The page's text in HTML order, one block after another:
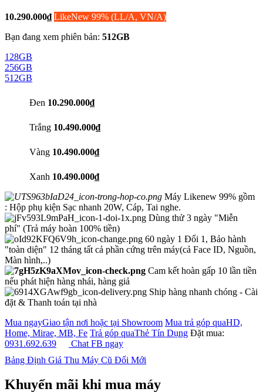
10.290.000₫ LikeNew 99% (LL/A, VN/A)
Bạn đang xem phiên bản: 512GB
128GB
256GB
512GB
Đen 10.290.000₫
Trắng 10.490.000₫
Vàng 10.490.000₫
Xanh 10.490.000₫
Máy Likenew 99% gồm
: Hộp phụ kiện Sạc nhanh 20W, Cáp, Tai nghe.
Dùng thử 3 ngày "Miễn
phí" (Trả máy hoàn 100% tiền)
60 ngày 1 Đổi 1, Bảo hành
"toàn diện" 12 tháng tất cả phần cứng trên máy(cả Face ID, Nguồn,
Màn hình,..)
Cam kết hoàn gấp 10 lần tiền
nếu phát hiện hàng nhái, hàng giả
Ship hàng nhanh chóng - Cài
đặt & Thanh toán tại nhà
Mua ngayGiao tận nơi hoặc tại Showroom Mua trả góp quaHD,
Home, Mirae, MB, Fe Trả góp quaThẻ Tín Dụng Đặt mua:
0931.692.639
Chat FB ngay
Bảng Định Giá Thu Máy Cũ Đổi Mới
Khuyến mãi khi mua máy